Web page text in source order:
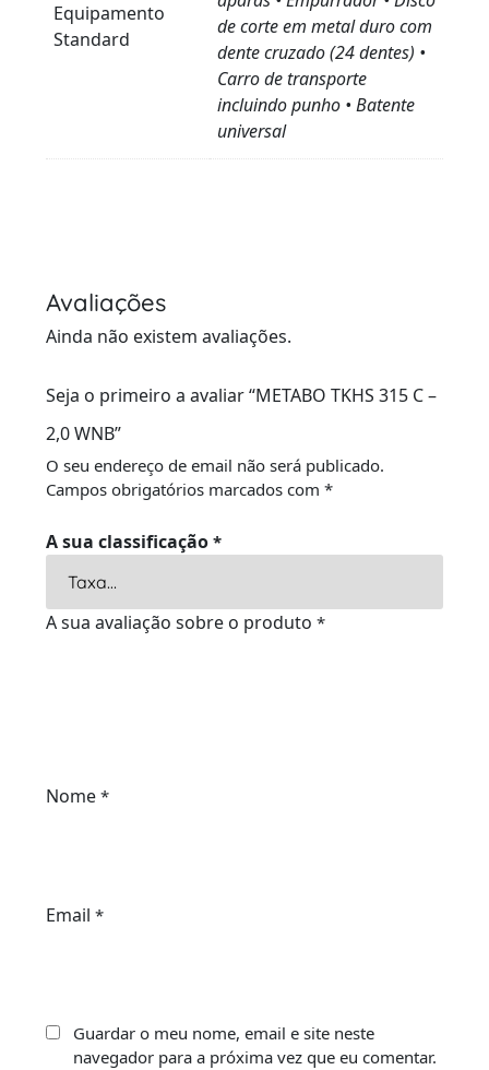
Equipamento
Standard
de corte em metal duro com
dente cruzado (24 dentes) •
Carro de transporte
incluindo punho • Batente
universal
Avaliações
Ainda não existem avaliações.
Seja o primeiro a avaliar “METABO TKHS 315 C –
2,0 WNB”
O seu endereço de email não será publicado.
Campos obrigatórios marcados com *
A sua classificação *
A sua avaliação sobre o produto *
Nome *
Email *
Guardar o meu nome, email e site neste
navegador para a próxima vez que eu comentar.